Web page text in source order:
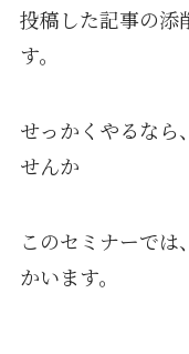
投稿した記事の添
す。
せっかくやるなら
せんか
このセミナーで
かいます。